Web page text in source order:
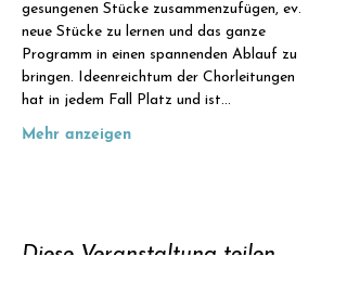
gesungenen Stücke zusammenzufügen, ev.
neue Stücke zu lernen und das ganze
Programm in einen spannenden Ablauf zu
bringen. Ideenreichtum der Chorleitungen
hat in jedem Fall Platz und ist…
Mehr anzeigen
Diese Veranstaltung teilen